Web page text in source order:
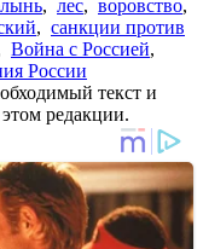
, лес, воровство,
, санкции против
Война с Россией,
России
текст и
редакции.